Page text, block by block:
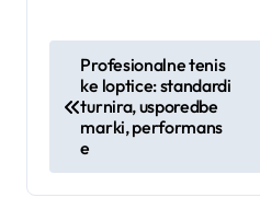
t
n
Profesionalne tenis
ke loptice: standardi
turnira, usporedbe
marki, performans
e